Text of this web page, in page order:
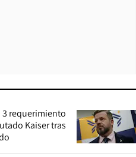
3 requerimiento
Kaiser tras